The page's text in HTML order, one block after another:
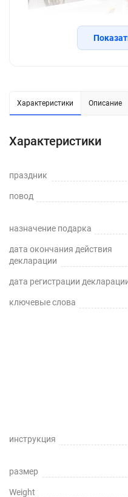
горизонтальных
пальцев, пыли, грязи
Гибкость и матовая
Совмещает высокую
установку даже на
Приглушает звон
Долговечно
Характеристики Описание
Характеристики
праздник
повод
назначение подарка
дата окончания действия
декларации
дата регистрации
ключевые слова
инструкция
размер
Weight